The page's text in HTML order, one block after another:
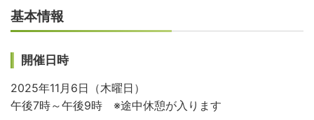
基本情報
開催日時
2025年11月6日（木曜日）
午後7時～午後9時 ※途中休憩が入ります